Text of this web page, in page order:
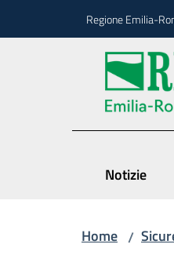
Regione Emilia-
Notizie
Home /